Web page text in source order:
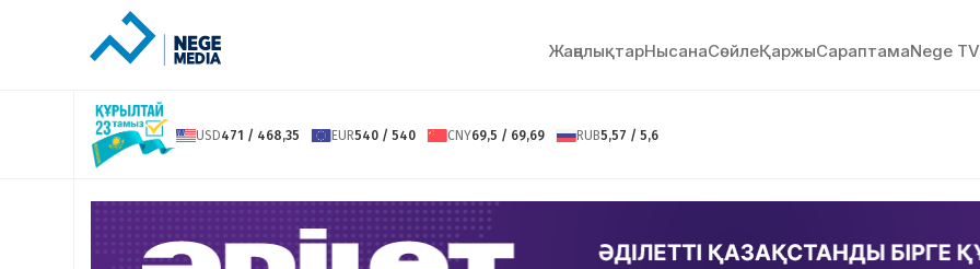
ЖаңалықтарНысанаСөйлeҚаржыСараптамаNege TV
USD471 / 468,35 EUR540 / 540 CNY69,5 / 69,69 RUB5,57 / 5,6